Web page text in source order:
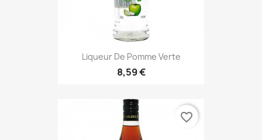
Liqueur De Pomme Verte
8,59 €
favorite_border